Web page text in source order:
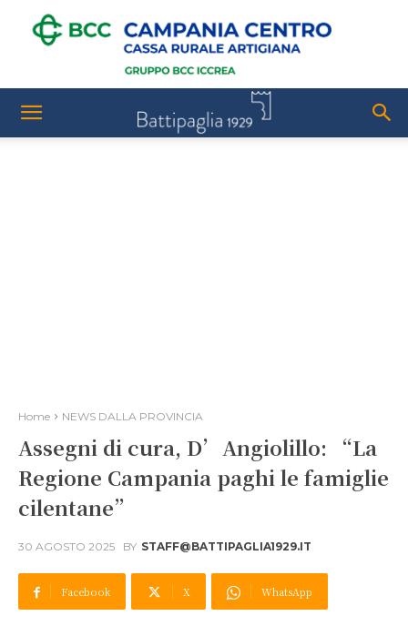
Home NEWS DALLA PROVINCIA
Assegni di cura, D’Angiolillo: “La
Regione Campania paghi le famiglie
cilentane”
30 AGOSTO 2025 BY STAFF@BATTIPAGLIA1929.IT
Facebook X WhatsApp